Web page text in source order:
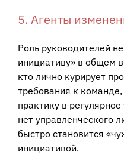
5. Агенты
Роль руководителей
инициативу» в общем
кто лично курирует
требования к
практику в
нет управленческого
быстро становится
инициативой.